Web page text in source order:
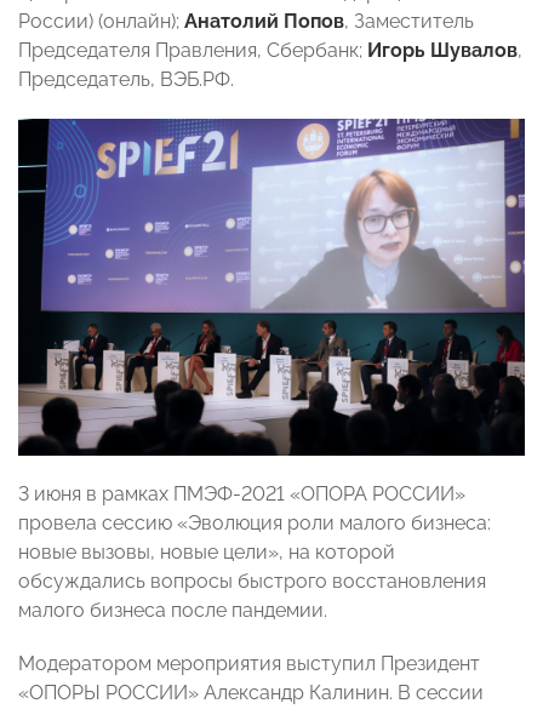
России) (онлайн); Анатолий Попов, Заместитель
Председателя Правления, Сбербанк; Игорь Шувалов,
Председатель, ВЭБ.РФ.
3 июня в рамках ПМЭФ-2021 «ОПОРА РОССИИ»
провела сессию «Эволюция роли малого бизнеса:
новые вызовы, новые цели», на которой
обсуждались вопросы быстрого восстановления
малого бизнеса после пандемии.
Модератором мероприятия выступил Президент
«ОПОРЫ РОССИИ» Александр Калинин. В сессии